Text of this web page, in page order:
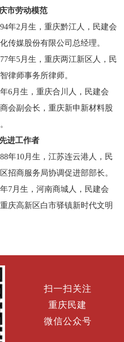
市劳动模范
年2月生，重庆黔江人，民建会
传媒股份有限公司总经理。
年5月生，重庆两江新区人，民
律师事务所律师。
6月生，重庆合川人，民建会
会副会长，重庆新申新材料股
先进工作者
年10月生，江苏连云港人，民
招商服务局协调促进部部长。
7月生，河南商城人，民建会
庆高新区白市驿镇新时代文明
扫一扫关注
重庆民建
微信公众号